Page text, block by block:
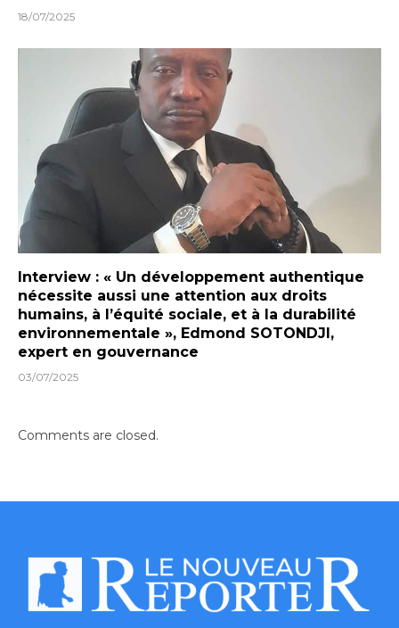
18/07/2025
Interview : « Un développement authentique
nécessite aussi une attention aux droits
humains, à l’équité sociale, et à la durabilité
environnementale », Edmond SOTONDJI,
expert en gouvernance
03/07/2025
Comments are closed.